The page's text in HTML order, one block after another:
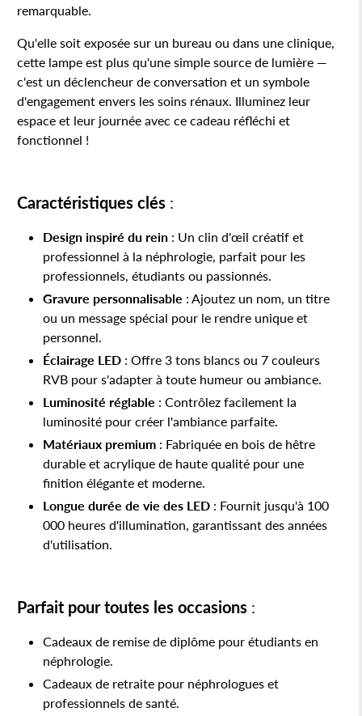
remarquable.
Qu'elle soit exposée sur un bureau ou dans une clinique,
cette lampe est plus qu'une simple source de lumière —
c'est un déclencheur de conversation et un symbole
d'engagement envers les soins rénaux. Illuminez leur
espace et leur journée avec ce cadeau réfléchi et
fonctionnel !
Caractéristiques clés :
Design inspiré du rein : Un clin d'œil créatif et
professionnel à la néphrologie, parfait pour les
professionnels, étudiants ou passionnés.
Gravure personnalisable : Ajoutez un nom, un titre
ou un message spécial pour le rendre unique et
personnel.
Éclairage LED : Offre 3 tons blancs ou 7 couleurs
RVB pour s'adapter à toute humeur ou ambiance.
Luminosité réglable : Contrôlez facilement la
luminosité pour créer l'ambiance parfaite.
Matériaux premium : Fabriquée en bois de hêtre
durable et acrylique de haute qualité pour une
finition élégante et moderne.
Longue durée de vie des LED : Fournit jusqu'à 100
000 heures d'illumination, garantissant des années
d'utilisation.
Parfait pour toutes les occasions :
Cadeaux de remise de diplôme pour étudiants en
néphrologie.
Cadeaux de retraite pour néphrologues et
professionnels de santé.